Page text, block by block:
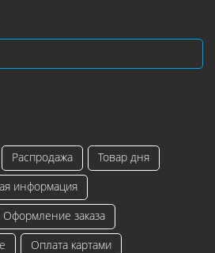
Распродажа
Товар дня
информация
Оформление заказа
Оплата картами